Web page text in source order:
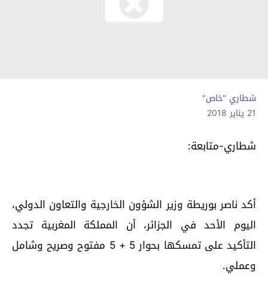
شطاري "خاص"
21 يناير 2018
شطاري-متابعة:
أكد ناصر بوريطة وزير الشؤون الخارجية والتعاون الدولي،
اليوم الأحد في الجزائر، أن المملكة المغربية تجدد
التأكيد على تمسكها بحوار 5 + 5 مفتوح وصريح وشامل
وعملي.